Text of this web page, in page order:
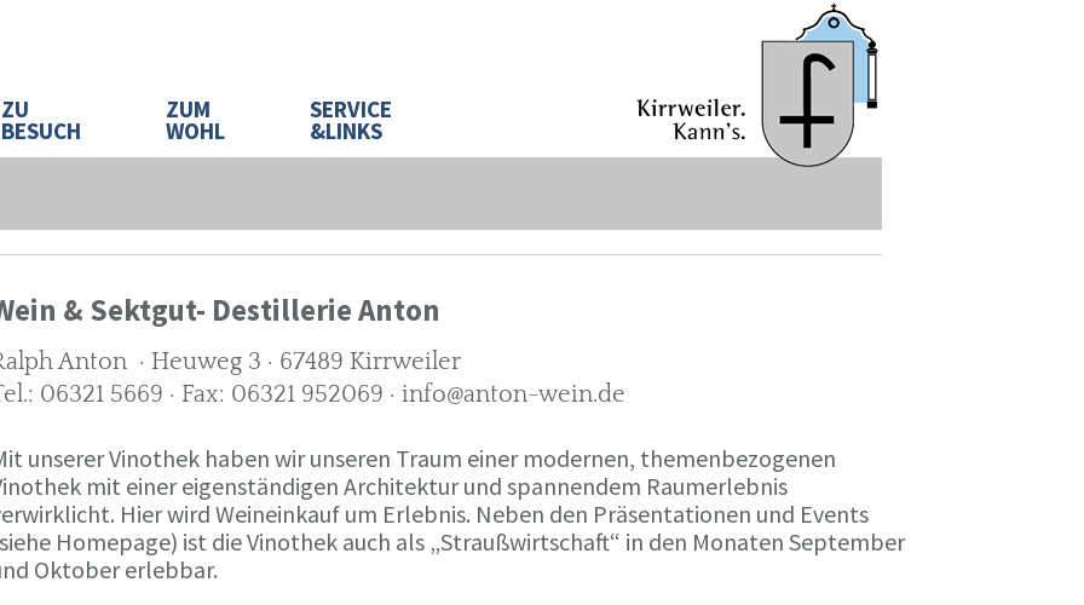
ZU
BESUCH
ZUM
WOHL
SERVICE
&LINKS
& Sektgut- Destillerie Anton
Anton · Heuweg 3 · 67489 Kirrweiler
06321 5669 · Fax: 06321 952069 · info@anton-wein.de
unserer Vinothek haben wir unseren Traum einer modernen, themenbezogenen
mit einer eigenständigen Architektur und spannendem Raumerlebnis
Hier wird Weineinkauf um Erlebnis. Neben den Präsentationen und Events
Homepage) ist die Vinothek auch als „Straußwirtschaft“ in den Monaten September
Oktober erlebbar.